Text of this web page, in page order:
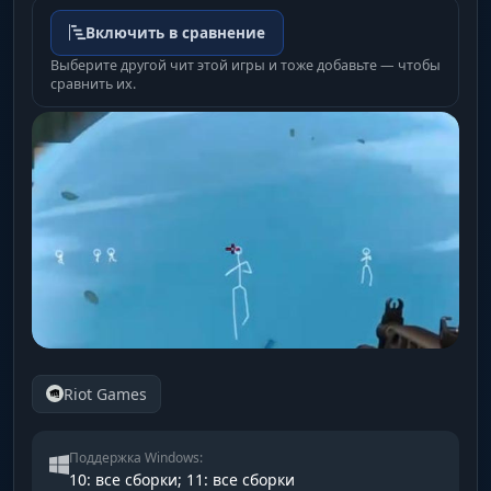
Включить в сравнение
Выберите другой чит этой игры и тоже добавьте — чтобы
сравнить их.
Riot Games
Поддержка Windows:
10: все сборки; 11: все сборки